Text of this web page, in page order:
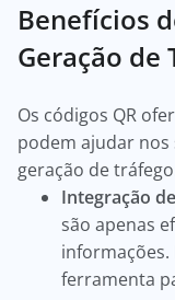
Benefícios
Geração de
Os códigos QR
podem ajudar nos
geração de
Integração
são apenas
informações.
ferramenta